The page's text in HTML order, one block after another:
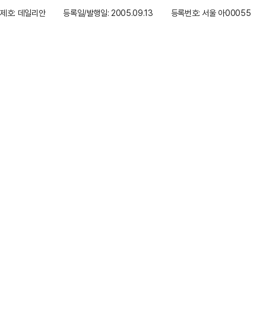
제호: 데일리안
등록일/발행일: 2005.09.13 등록번호: 서울 아00055